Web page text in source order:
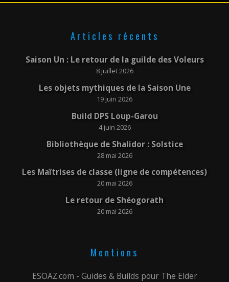
Articles récents
Saison Un : Le retour de la guilde des Voleurs
8 juillet 2026
Les objets mythiques de la Saison Une
19 juin 2026
Build DPS Loup-Garou
4 juin 2026
Bibliothèque de Shalidor : Solstice
28 mai 2026
Les Maîtrises de classe (ligne de compétences)
20 mai 2026
Le retour de Shéogorath
20 mai 2026
Mentions
ESOAZ.com - Guides & Builds pour The Elder